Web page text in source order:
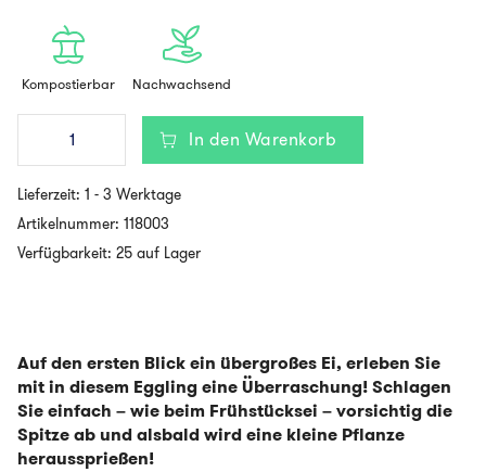
Kompostierbar Nachwachsend
EGGLING
Saatset
Keramikei
-
Menge
In den Warenkorb
Lieferzeit: 1 - 3 Werktage
Artikelnummer: 118003
Verfügbarkeit: 25 auf Lager
Auf den ersten Blick ein übergroßes Ei, erleben Sie
mit in diesem Eggling eine Überraschung! Schlagen
Sie einfach – wie beim Frühstücksei – vorsichtig die
Spitze ab und alsbald wird eine kleine Pflanze
heraussprießen!